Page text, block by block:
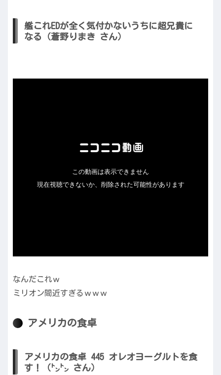
艦これEDが全く気付かないうちに超兄貴に
なる（蒼野りまき さん）
なんだこれｗ
ミリオン間近すぎるｗｗｗ
アメリカの食卓
アメリカの食卓 445 オレオヨーグルトを食
す！（㌧㌧ さん）